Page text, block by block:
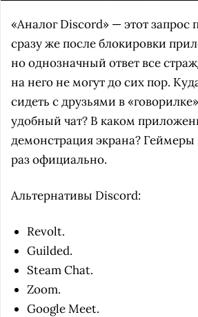
«Аналог Discord» — этот запрос
сразу же после блокировки
но однозначный ответ все
на него не могут до сих пор.
сидеть с друзьями в
удобный чат? В каком
демонстрация экрана? Геймеры
раз официально.
Альтернативы Discord:
Revolt.
Guilded.
Steam Chat.
Zoom.
Google Meet.